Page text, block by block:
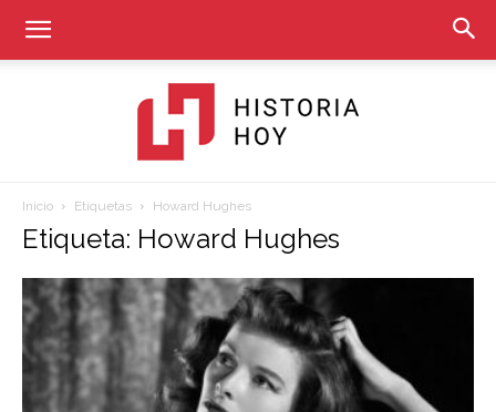
Historia
Hoy
Inicio Etiquetas Howard Hughes
Etiqueta: Howard Hughes